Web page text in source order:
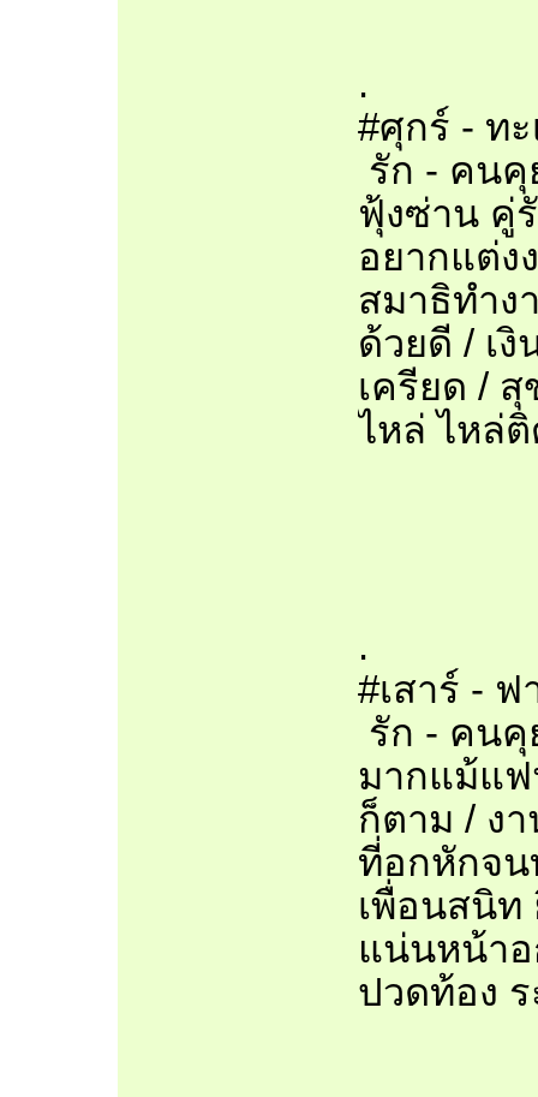
.
#ศุกร์ - ท
รัก - คนคุ
ฟุ้งซ่าน คู่
อยากแต่ง
สมาธิทำง
ด้วยดี / เ
เครียด /
ไหล่ ไหล่
.
#เสาร์ -
รัก - คนคุ
มากแม้แ
ก็ตาม / ง
ที่อกหักจน
เพื่อนสนิท
แน่นหน้าอ
ปวดท้อง